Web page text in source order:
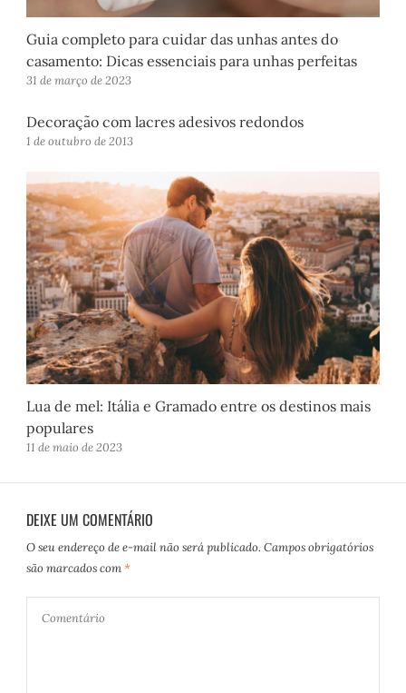
Guia completo para cuidar das unhas antes do
casamento: Dicas essenciais para unhas perfeitas
31 de março de 2023
Decoração com lacres adesivos redondos
1 de outubro de 2013
Lua de mel: Itália e Gramado entre os destinos mais
populares
11 de maio de 2023
DEIXE UM COMENTÁRIO
O seu endereço de e-mail não será publicado. Campos obrigatórios
são marcados com *